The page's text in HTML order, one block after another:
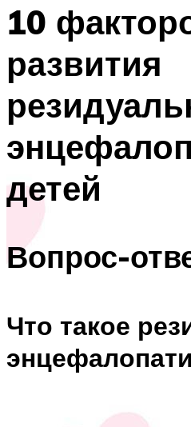
10
развития
детей
Вопрос-
Что такое